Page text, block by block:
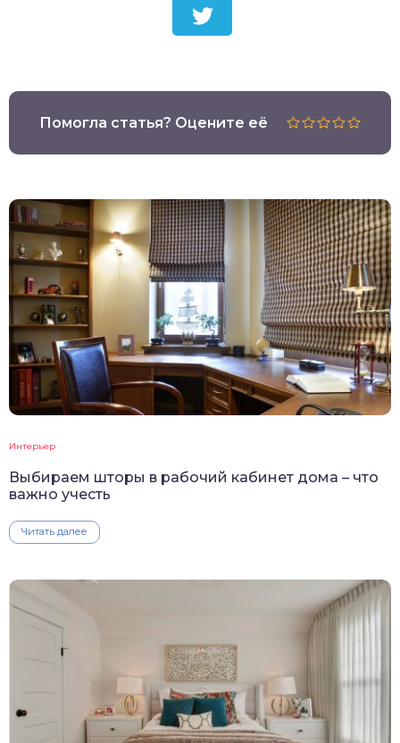
Помогла статья? Оцените её
Интерьер
Выбираем шторы в рабочий кабинет дома – что
важно учесть
Читать далее